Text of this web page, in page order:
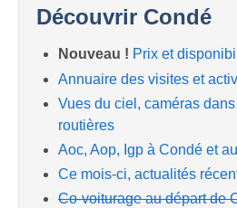
Découvrir Condé
Nouveau ! Prix et
Annuaire des visites et
Vues du ciel, caméras
routières
Aoc, Aop, Igp à Condé et
Ce mois-ci, actualités
Co-voiturage au départ de